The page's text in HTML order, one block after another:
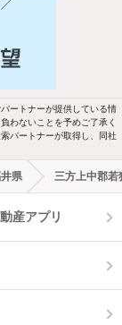
台
ス
ロック
ートナーが提供している情
わないことを予めご了承く
パートナーが取得し、同社
県 三方上中郡若
産アプリ